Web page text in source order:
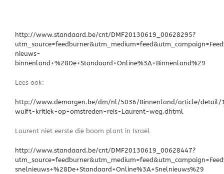
http://www.standaard.be/cnt/DMF20130619_00628295?
nieuws-
binnenland+%28De+Standaard+Online%3A+Binnenland%29
Lees ook:
http://www.demorgen.be/dm/nl/5036/Binnenland/article/detail/
wuift-kritiek-op-omstreden-reis-Laurent-weg.dhtml
Laurent niet eerste die boom plant in Israël
http://www.standaard.be/cnt/DMF20130619_00628447?
snelnieuws+%28De+Standaard+Online%3A+Snelnieuws%29